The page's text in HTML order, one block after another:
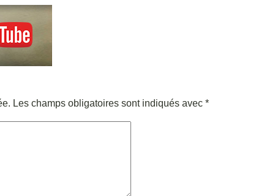
Les champs obligatoires sont indiqués avec *